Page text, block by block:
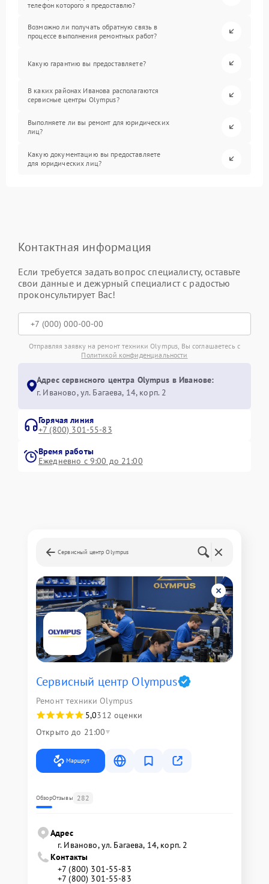
телефон которого я предоставлю?
Возможно ли получать обратную связь в
процессе выполнения ремонтных работ?
Какую гарантию вы предоставляете?
В каких районах Иванова располагаются
сервисные центры Olympus?
Выполняете ли вы ремонт для юридических
лиц?
Какую документацию вы предоставляете
для юридических лиц?
Контактная информация
Если требуется задать вопрос специалисту, оставьте
свои данные и дежурный специалист с радостью
проконсультирует Вас!
Отправляя заявку на ремонт техники Olympus, Вы соглашаетесь с
Политикой конфиденциальности
Адрес сервисного центра Olympus в Иванове:
г. Иваново, ул. Багаева, 14, корп. 2
Горячая линия
+7 (800) 301-55-83
Время работы
Ежедневно с 9:00 до 21:00
Сервисный центр Olympus
Сервисный центр Olympus
Ремонт техники Olympus
5,0312 оценки
Открыто до 21:00
Маршрут
ОбзорОтзывы 282
Адрес
г. Иваново, ул. Багаева, 14, корп. 2
Контакты
+7 (800) 301-55-83
+7 (800) 301-55-83